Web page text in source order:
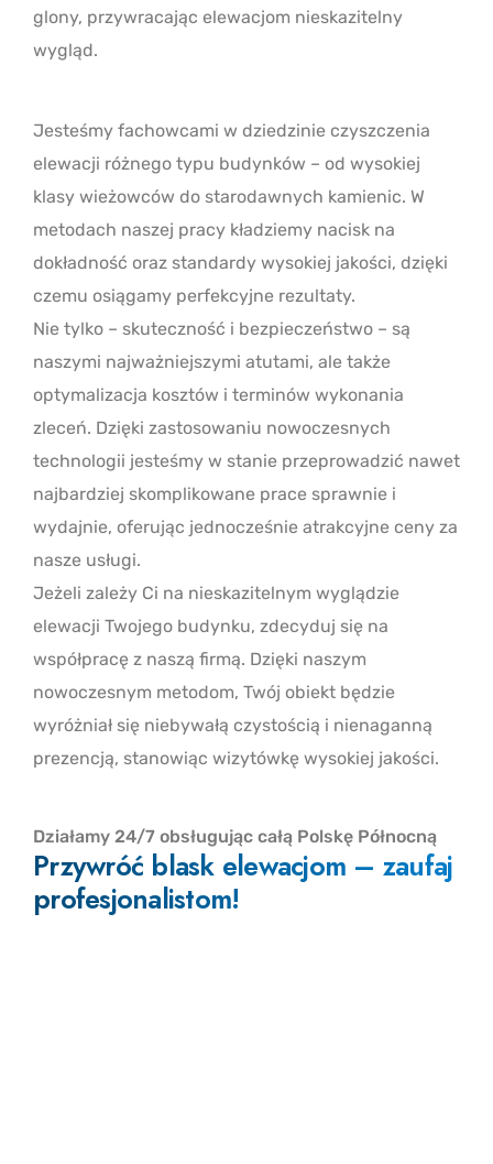
glony, przywracając elewacjom nieskazitelny
wygląd.
Jesteśmy fachowcami w dziedzinie czyszczenia
elewacji różnego typu budynków – od wysokiej
klasy wieżowców do starodawnych kamienic. W
metodach naszej pracy kładziemy nacisk na
dokładność oraz standardy wysokiej jakości, dzięki
czemu osiągamy perfekcyjne rezultaty.
Nie tylko – skuteczność i bezpieczeństwo – są
naszymi najważniejszymi atutami, ale także
optymalizacja kosztów i terminów wykonania
zleceń. Dzięki zastosowaniu nowoczesnych
technologii jesteśmy w stanie przeprowadzić nawet
najbardziej skomplikowane prace sprawnie i
wydajnie, oferując jednocześnie atrakcyjne ceny za
nasze usługi.
Jeżeli zależy Ci na nieskazitelnym wyglądzie
elewacji Twojego budynku, zdecyduj się na
współpracę z naszą firmą. Dzięki naszym
nowoczesnym metodom, Twój obiekt będzie
wyróżniał się niebywałą czystością i nienaganną
prezencją, stanowiąc wizytówkę wysokiej jakości.
Działamy 24/7 obsługując całą Polskę Północną
Przywróć blask elewacjom – zaufaj
profesjonalistom!